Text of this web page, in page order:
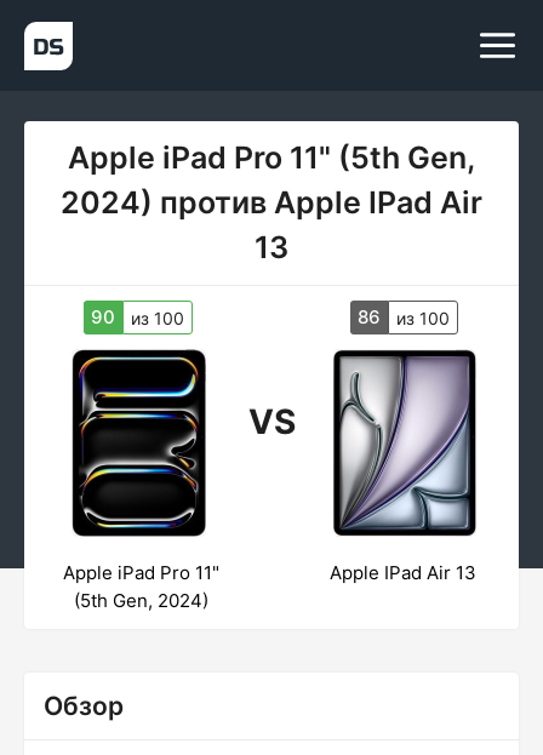
Apple iPad Pro 11" (5th Gen,
2024) против Apple IPad Air
13
90 из 100
VS
86 из 100
Apple iPad Pro 11"
(5th Gen, 2024)
Apple IPad Air 13
Обзор